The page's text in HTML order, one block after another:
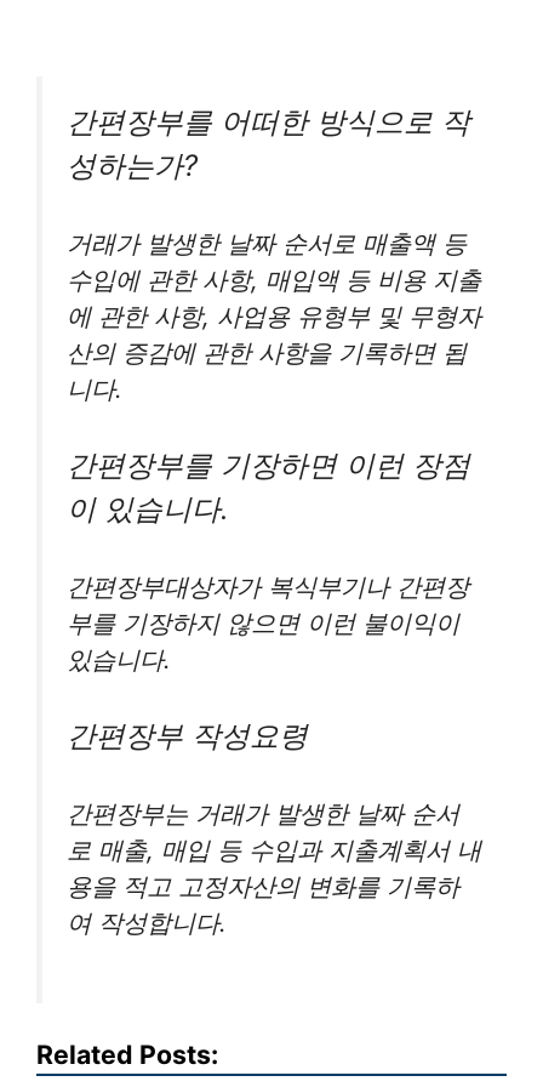
간편장부를 어떠한 방식으로 작
성하는가?
거래가 발생한 날짜 순서로 매출액 등
수입에 관한 사항, 매입액 등 비용 지출
에 관한 사항, 사업용 유형부 및 무형자
산의 증감에 관한 사항을 기록하면 됩
니다.
간편장부를 기장하면 이런 장점
이 있습니다.
간편장부대상자가 복식부기나 간편장
부를 기장하지 않으면 이런 불이익이
있습니다.
간편장부 작성요령
간편장부는 거래가 발생한 날짜 순서
로 매출, 매입 등 수입과 지출계획서 내
용을 적고 고정자산의 변화를 기록하
여 작성합니다.
Related Posts: